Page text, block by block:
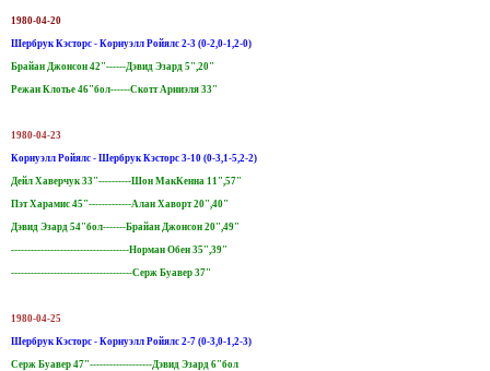
1980-04-20
Шербрук Кэсторс - Корнуэлл Ройялс 2-3 (0-2,0-1,2-0)
Брайан Джонсон 42"------Дэвид Эзард 5",20"
Режан Клотье 46"бол------Скотт Арниэля 33"
1980-04-23
Корнуэлл Ройялс - Шербрук Кэсторс 3-10 (0-3,1-5,2-2)
Дейл Хаверчук 33"----------Шон МакКенна 11",57"
Пэт Харамис 45"-------------Алан Хаворт 20",40"
Дэвид Эзард 54"бол-------Брайан Джонсон 20",49"
------------------------------------Норман Обен 35",39"
-------------------------------------Серж Буавер 37"
1980-04-25
Шербрук Кэсторс - Корнуэлл Ройялс 2-7 (0-3,0-1,2-3)
Серж Буавер 47"-------------------Дэвид Эзард 6"бол